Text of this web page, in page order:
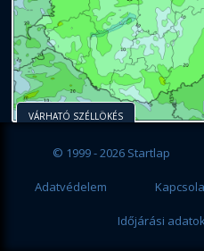
VÁRHATÓ SZÉLLÖKÉS
© 1999 - 2026 Startlap
Adatvédelem
Időjárási